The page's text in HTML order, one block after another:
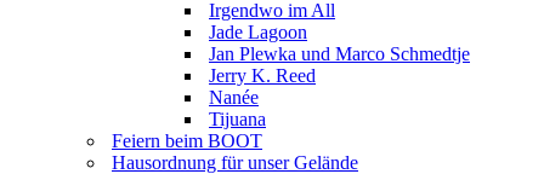
Irgendwo im All
Jade Lagoon
Jan Plewka und Marco Schmedtje
Jerry K. Reed
Nanée
Tijuana
Feiern beim BOOT
Hausordnung für unser Gelände